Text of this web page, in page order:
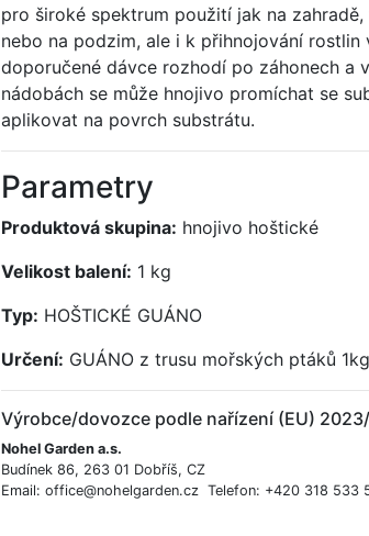
pro široké spektrum použití jak na
nebo na podzim, ale i k přihnojování
doporučené dávce rozhodí po záhonech a
nádobách se může hnojivo promíchat se
aplikovat na povrch substrátu.
Parametry
Produktová skupina: hnojivo hoštické
Velikost balení: 1 kg
Typ: HOŠTICKÉ GUÁNO
Určení: GUÁNO z trusu mořských ptáků 1kg
Výrobce/dovozce podle nařízení (EU)
Nohel Garden a.s.
Budínek 86, 263 01 Dobříš, CZ
Email: office@nohelgarden.cz Telefon: +420 318